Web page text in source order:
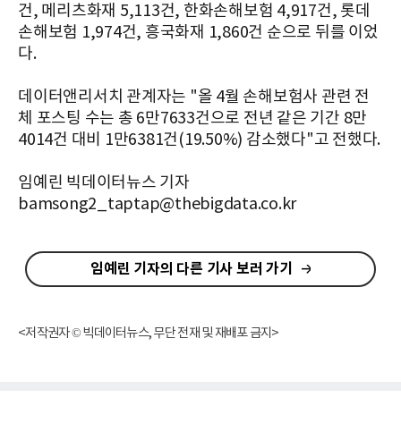
건, 메리츠화재 5,113건, 한화손해보험 4,917건, 롯데
손해보험 1,974건, 흥국화재 1,860건 순으로 뒤를 이었
다.
데이터앤리서치 관계자는 "올 4월 손해보험사 관련 전
체 포스팅 수는 총 6만7633건으로 전년 같은 기간 8만
4014건 대비 1만6381건(19.50%) 감소했다"고 전했다.
임예린 빅데이터뉴스 기자
bamsong2_taptap@thebigdata.co.kr
임예린 기자의 다른 기사 보러 가기
<저작권자 © 빅데이터뉴스, 무단 전재 및 재배포 금지>